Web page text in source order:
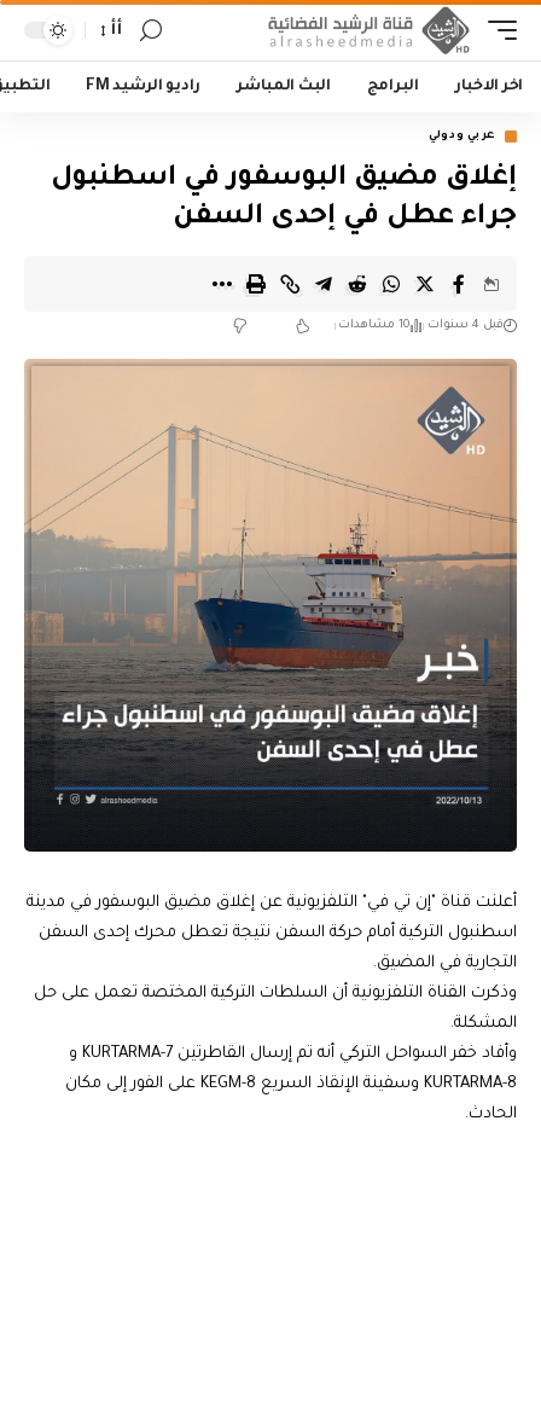
أأ
اخر الاخبار البرامج البث المباشر راديو الرشيد FM
عربي ودولي
إغلاق مضيق البوسفور في اسطنبول
جراء عطل في إحدى السفن
قبل 4 سنوات 10 مشاهدات
أعلنت قناة "إن تي في" التلفزيونية عن إغلاق مضيق البوسفور في مدينة
اسطنبول التركية أمام حركة السفن نتيجة تعطل محرك إحدى السفن
التجارية في المضيق.
وذكرت القناة التلفزيونية أن السلطات التركية المختصة تعمل على حل
المشكلة.
وأفاد خفر السواحل التركي أنه تم إرسال القاطرتين KURTARMA-7 و
KURTARMA-8 وسفينة الإنقاذ السريع KEGM-8 على الفور إلى مكان
الحادث.